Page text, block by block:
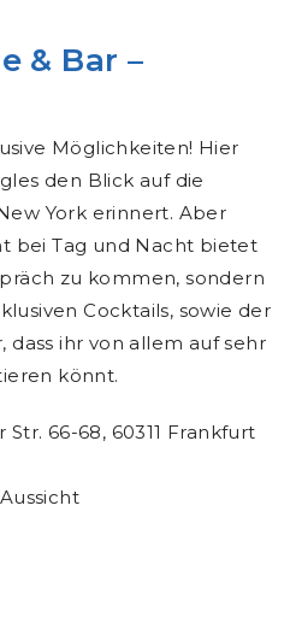
& Bar –
Möglichkeiten! Hier
den Blick auf die
York erinnert. Aber
bei Tag und Nacht bietet
zu kommen, sondern
Cocktails, sowie der
dass ihr von allem auf sehr
könnt.
Str. 66-68, 60311 Frankfurt